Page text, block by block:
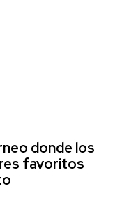
donde los
favoritos